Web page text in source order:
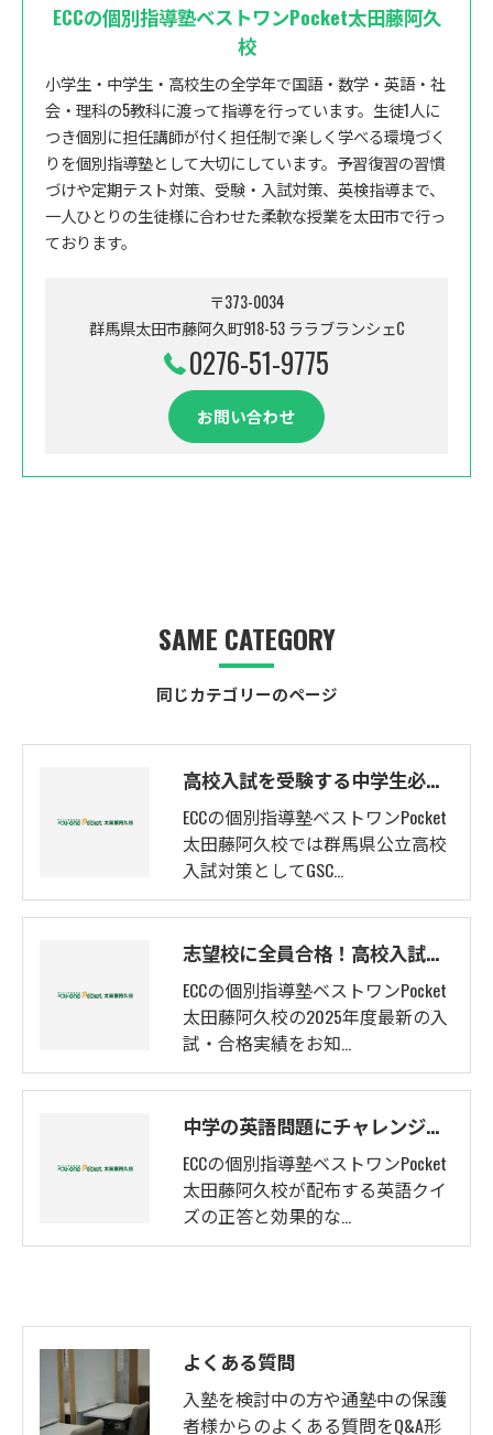
ECCの個別指導塾ベストワンPocket太田藤阿久
校
小学生・中学生・高校生の全学年で国語・数学・英語・社
会・理科の5教科に渡って指導を行っています。生徒1人に
つき個別に担任講師が付く担任制で楽しく学べる環境づく
りを個別指導塾として大切にしています。予習復習の習慣
づけや定期テスト対策、受験・入試対策、英検指導まで、
一人ひとりの生徒様に合わせた柔軟な授業を太田市で行っ
ております。
〒373-0034
群馬県太田市藤阿久町918-53 ララブランシェC
0276-51-9775
お問い合わせ
同じカテゴリーのページ
SAME CATEGORY
高校入試を受験する中学生必見！模試実施中！
ECCの個別指導塾ベストワンPocket
太田藤阿久校では群馬県公立高校
入試対策としてGSC…
志望校に全員合格！高校入試対策の実例も紹介！2026年度最新合格実績
ECCの個別指導塾ベストワンPocket
太田藤阿久校の2025年度最新の入
試・合格実績をお知…
中学の英語問題にチャレンジ！解答解説と効果的な英語対策も紹介！
ECCの個別指導塾ベストワンPocket
太田藤阿久校が配布する英語クイ
ズの正答と効果的な…
よくある質問
入塾を検討中の方や通塾中の保護
者様からのよくある質問をQ&A形